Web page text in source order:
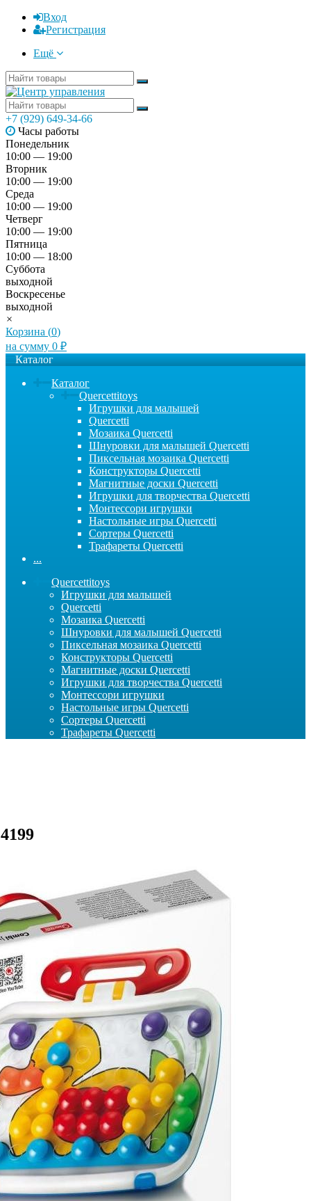
Вход
Регистрация
Ещё
+7 (929) 649-34-66
Часы работы
Понедельник
10:00 — 19:00
Вторник
10:00 — 19:00
Среда
10:00 — 19:00
Четверг
10:00 — 19:00
Пятница
10:00 — 18:00
Суббота
выходной
Воскресенье
выходной
×
Корзина (0)
на сумму 0 ₽
Каталог
Каталог
Quercettitoys
Игрушки для малышей
Quercetti
Мозаика Quercetti
Шнуровки для малышей Quercetti
Пиксельная мозаика Quercetti
Конструкторы Quercetti
Магнитные доски Quercetti
Игрушки для творчества Quercetti
Монтессори игрушки
Настольные игры Quercetti
Сортеры Quercetti
Трафареты Quercetti
...
Quercettitoys
Игрушки для малышей
Quercetti
Мозаика Quercetti
Шнуровки для малышей Quercetti
Пиксельная мозаика Quercetti
Конструкторы Quercetti
Магнитные доски Quercetti
Игрушки для творчества Quercetti
Монтессори игрушки
Настольные игры Quercetti
Сортеры Quercetti
Трафареты Quercetti